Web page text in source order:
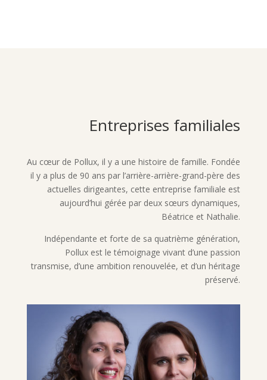
Entreprises familiales
Au cœur de Pollux, il y a une histoire de famille. Fondée
il y a plus de 90 ans par l’arrière-arrière-grand-père des
actuelles dirigeantes, cette entreprise familiale est
aujourd’hui gérée par deux sœurs dynamiques,
Béatrice et Nathalie.
Indépendante et forte de sa quatrième génération,
Pollux est le témoignage vivant d’une passion
transmise, d’une ambition renouvelée, et d’un héritage
préservé.